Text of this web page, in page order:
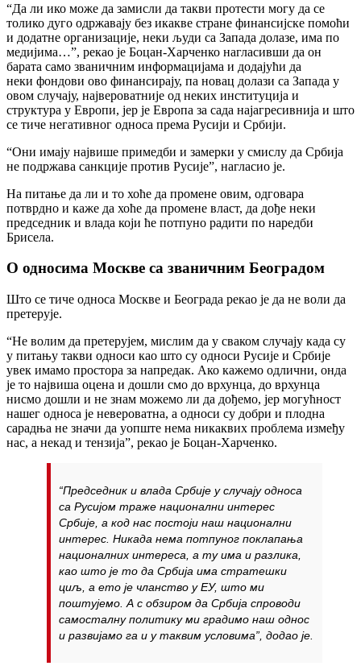
“Да ли ико може да замисли да такви протести могу да се
толико дуго одржавају без икакве стране финансијске помоћи
и додатне организације, неки људи са Запада долазе, има по
медијима…”, рекао је Боцан-Харченко нагласивши да он
барата само званичним информацијама и додајући да
неки фондови ово финансирају, па новац долази са Запада у
овом случају, највероватније од неких институција и
структура у Европи, јер је Европа за сада најагресивнија и што
се тиче негативног односа према Русији и Србији.
“Они имају највише примедби и замерки у смислу да Србија
не подржава санкције против Русије”, нагласио је.
На питање да ли и то хоће да промене овим, одговара
потврдно и каже да хоће да промене власт, да дође неки
председник и влада који ће потпуно радити по наредби
Брисела.
О односима Москве са званичним Београдом
Што се тиче односа Москве и Београда рекао је да не воли да
претерује.
“Не волим да претерујем, мислим да у сваком случају када су
у питању такви односи као што су односи Русије и Србије
увек имамо простора за напредак. Ако кажемо одлични, онда
је то највиша оцена и дошли смо до врхунца, до врхунца
нисмо дошли и не знам можемо ли да дођемо, јер могућност
нашег односа је невероватна, а односи су добри и плодна
сарадња не значи да уопште нема никаквих проблема између
нас, а некад и тензија”, рекао је Боцан-Харченко.
“Председник и влада Србије у случају односа
са Русијом траже национални интерес
Србије, а код нас постоји наш национални
интерес. Никада нема потпуног поклапања
националних интереса, а ту има и разлика,
као што је то да Србија има стратешки
циљ, а ето је чланство у ЕУ, што ми
поштујемо. А с обзиром да Србија спроводи
самосталну политику ми градимо наш однос
и развијамо га и у таквим условима”, додао је.